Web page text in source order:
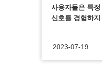
사용자들은 특
신호를 경험하
2023-07-19